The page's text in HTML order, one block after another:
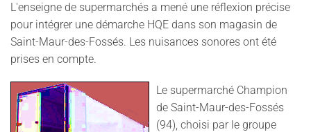
L'enseigne de supermarchés a mené une réflexion précise
pour intégrer une démarche HQE dans son magasin de
Saint-Maur-des-Fossés. Les nuisances sonores ont été
prises en compte.
Le supermarché Champion
de Saint-Maur-des-Fossés
(94), choisi par le groupe